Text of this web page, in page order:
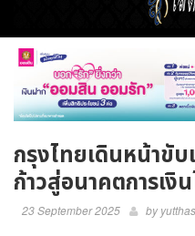
กรุงไทยเดินหน้าขั
ก้าวสู่อนาคตการเงิ
23 September 2025 by